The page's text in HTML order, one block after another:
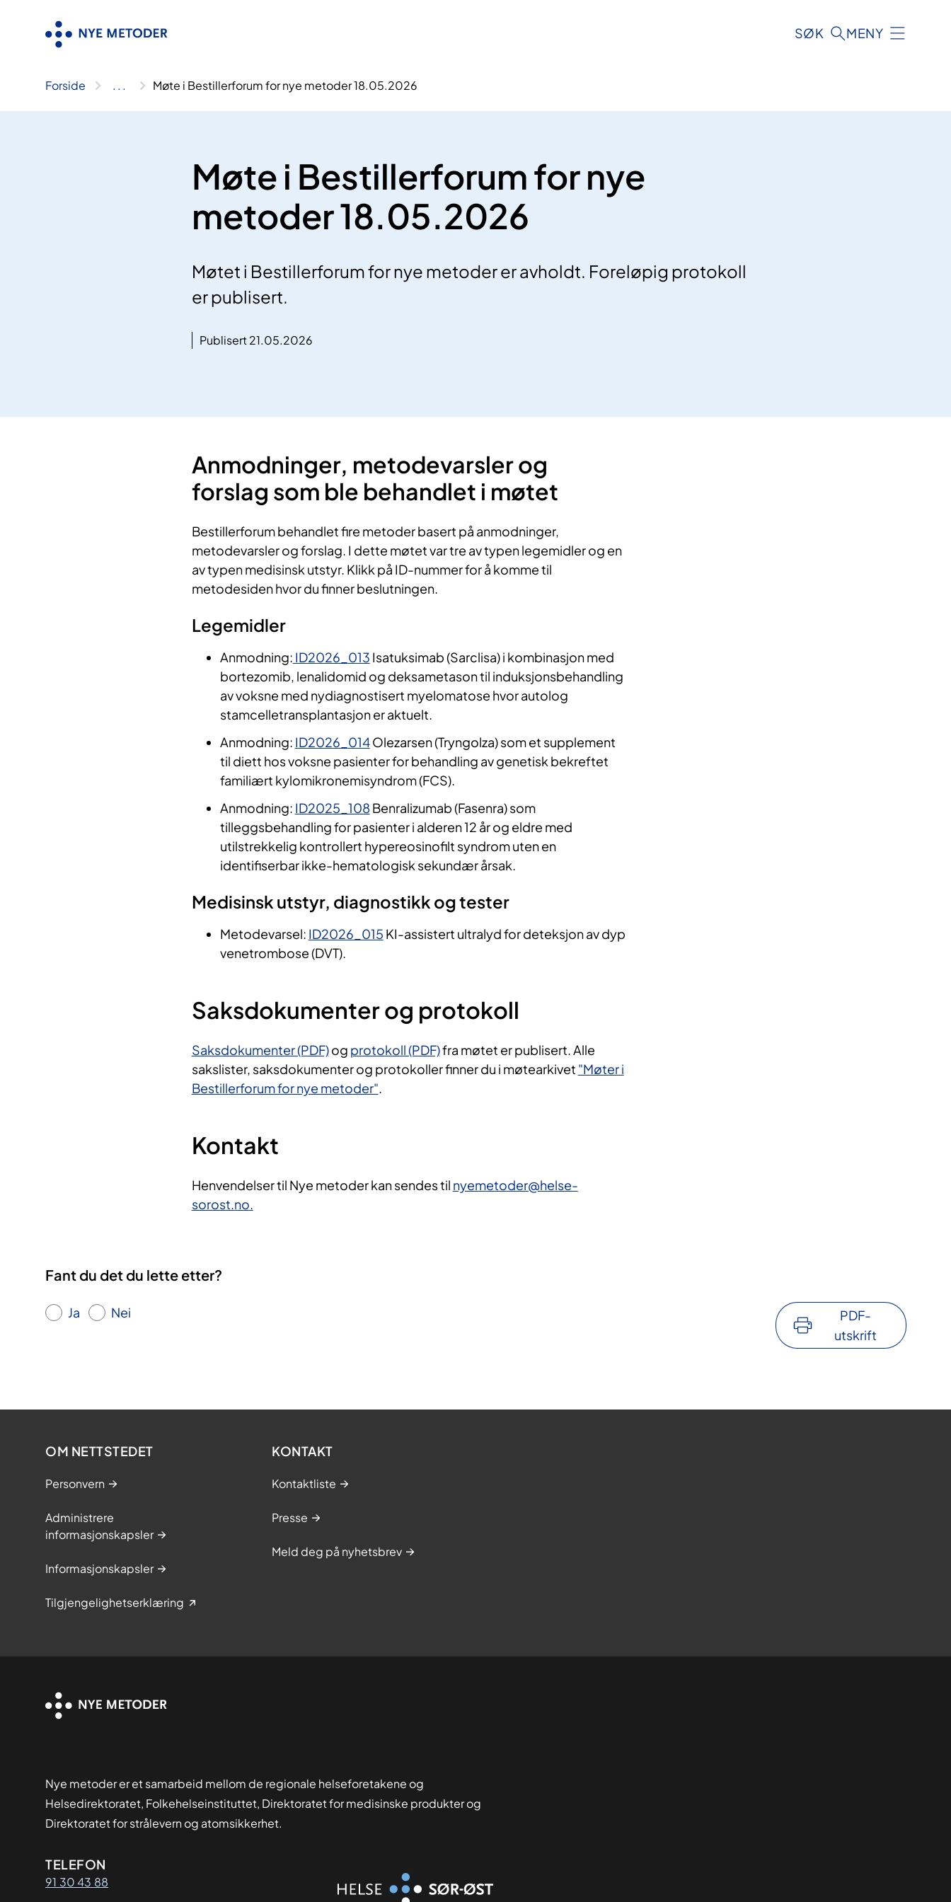
SØK MENY
Forside .. . Møte i Bestillerforum for nye metoder 18.05.2026
Møte i Bestillerforum for nye
metoder 18.05.2026
Møtet i Bestillerforum for nye metoder er avholdt. Foreløpig protokoll
er publisert.
Publisert 21.05.2026
Anmodninger, metodevarsler og
forslag ​som ble behandlet i møtet
Bestillerforum behandlet fire metoder basert på anmodninger,
metodevarsler og forslag. I dette møtet var tre av typen legemidler og en
av typen medisinsk utstyr. Klikk på ID-nummer for å komme til
metodesiden hvor du finner beslutningen.
Legemidler
Anmodning: ID2026_013 Isatuksimab (Sarclisa) i kombinasjon med
bortezomib, lenalidomid og deksametason til induksjonsbehandling
av voksne med nydiagnostisert myelomatose hvor autolog
stamcelletransplantasjon er aktuelt.
Anmodning: ID2026_014Olezarsen (Tryngolza) som et supplement
til diett hos voksne pasienter for behandling av genetisk bekreftet
familiært kylomikronemisyndrom (FCS).
Anmodning: ID2025_108Benralizumab (Fasenra) som
tilleggsbehandling for pasienter i alderen 12 år og eldre med
utilstrekkelig kontrollert hypereosinofilt syndrom uten en
identifiserbar ikke-hematologisk sekundær årsak.
Medisinsk utstyr, diagnostikk og tester
Metodevarsel: ID2026_015 KI-assistert ultralyd for deteksjon av dyp
venetrombose (DVT).
Saksdokumenter og protokoll
Saksdokumenter (PDF)og protokoll (PDF)fra møtet er publisert. Alle
sakslister, saksdokumenter og protokoller finner du i møtearkivet "Møter i
Bestillerforum for nye metoder".
Kontakt
Henvendelser til Nye metoder kan sendes til nyemetoder@helse-
sorost.no.
Fant du det du lette etter?
Ja Nei
PDF-
utskrift
OM NETTSTEDET
Personvern
Administrere
informasjonskapsler
Informasjonskapsler
Tilgjengelighetserklæring
KONTAKT
Kontaktliste
Presse
Meld deg på nyhetsbrev
Nye metoder er et samarbeid mellom de regionale helseforetakene og
Helsedirektoratet, Folkehelseinstituttet, Direktoratet for medisinske produkter og
Direktoratet for strålevern og atomsikkerhet.
Kontaktinformasjon
TELEFON
91 30 43 88 Organisasjon